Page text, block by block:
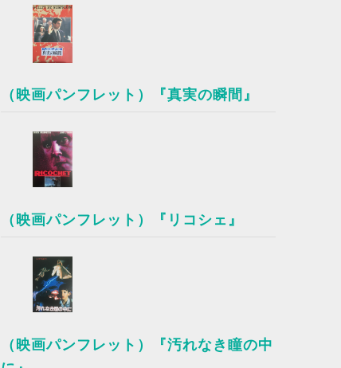
（映画パンフレット）『真実の瞬間』
（映画パンフレット）『リコシェ』
（映画パンフレット）『汚れなき瞳の中